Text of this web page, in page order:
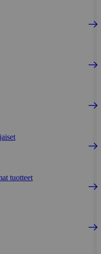
tuotteet